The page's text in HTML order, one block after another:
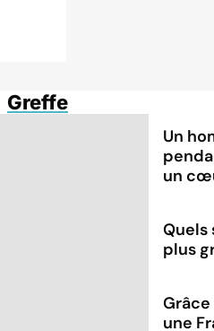
Greffe
Un
un
Quels
plus
une